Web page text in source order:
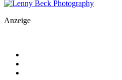
Anzeige